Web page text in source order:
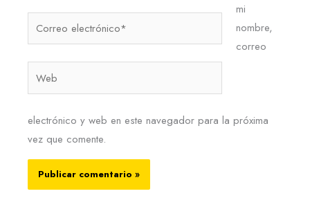
mi
nombre,
correo
electrónico y web en este navegador para la próxima
vez que comente.